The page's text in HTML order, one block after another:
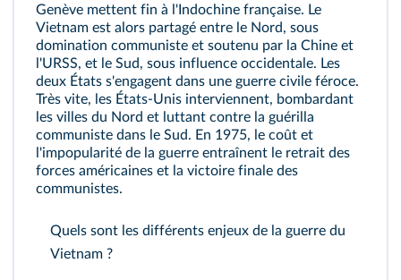
Genève mettent fin à l'Indochine française. Le
Vietnam est alors partagé entre le Nord, sous
domination communiste et soutenu par la Chine et
l'URSS, et le Sud, sous influence occidentale. Les
deux États s'engagent dans une guerre civile féroce.
Très vite, les États-Unis interviennent, bombardant
les villes du Nord et luttant contre la guérilla
communiste dans le Sud. En 1975, le coût et
l'impopularité de la guerre entraînent le retrait des
forces américaines et la victoire finale des
communistes.
Quels sont les différents enjeux de la guerre du
Vietnam ?